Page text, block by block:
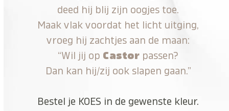
deed hij blij zijn oogjes toe.
Maak vlak voordat het licht uitging,
vroeg hij zachtjes aan de maan:
“Wil jij op Castor passen?
Dan kan hij/zij ook slapen gaan.”
Bestel je KOES in de gewenste kleur.